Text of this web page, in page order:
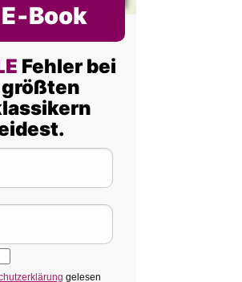
Fehler bei
gelesen